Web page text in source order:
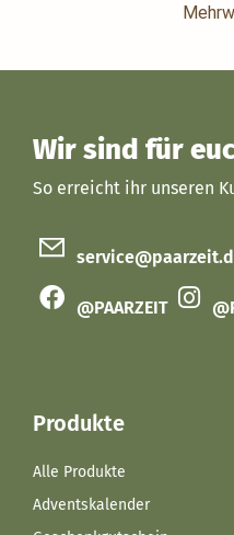
Wir sind für
So erreicht ihr unseren
@PAARZEIT
Produkte
Alle Produkte
Adventskalender